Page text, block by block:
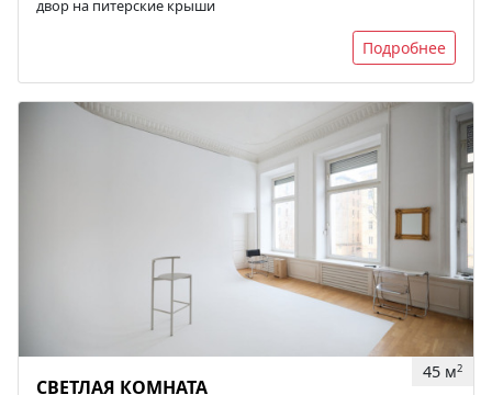
двор на питерские крыши
Подробнее
45 м2
СВЕТЛАЯ КОМНАТА